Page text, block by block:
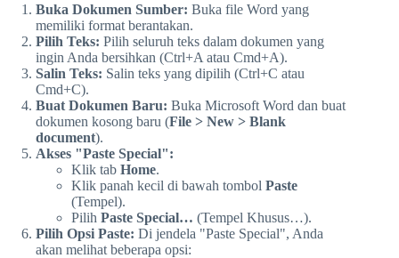
Buka Dokumen Sumber: Buka file Word yang
memiliki format berantakan.
Pilih Teks: Pilih seluruh teks dalam dokumen yang
ingin Anda bersihkan (Ctrl+A atau Cmd+A).
Salin Teks: Salin teks yang dipilih (Ctrl+C atau
Cmd+C).
Buat Dokumen Baru: Buka Microsoft Word dan buat
dokumen kosong baru (File > New > Blank
document).
Akses "Paste Special":
Klik tab Home.
Klik panah kecil di bawah tombol Paste
(Tempel).
Pilih Paste Special… (Tempel Khusus…).
Pilih Opsi Paste: Di jendela "Paste Special", Anda
akan melihat beberapa opsi: